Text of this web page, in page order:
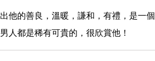
他的善良，溫暖，謙和，有禮，是一
人都是稀有可貴的，很欣賞他！